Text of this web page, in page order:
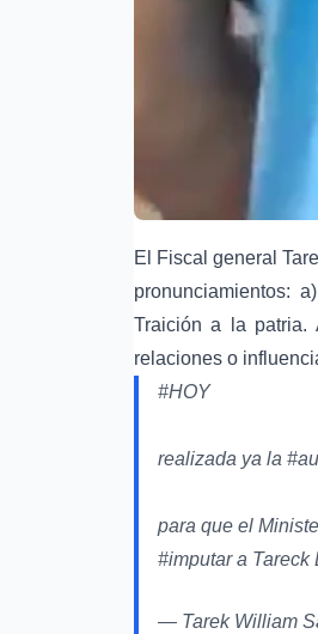
El Fiscal general
pronunciamientos:
Traición a la patria.
relaciones o
#HOY
realizada ya la
para que el
#imputara Tareck
— Tarek William